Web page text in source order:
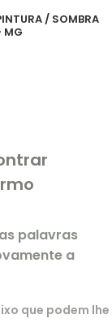
/ SOMBRA
MG
palavras
a
que podem lhe